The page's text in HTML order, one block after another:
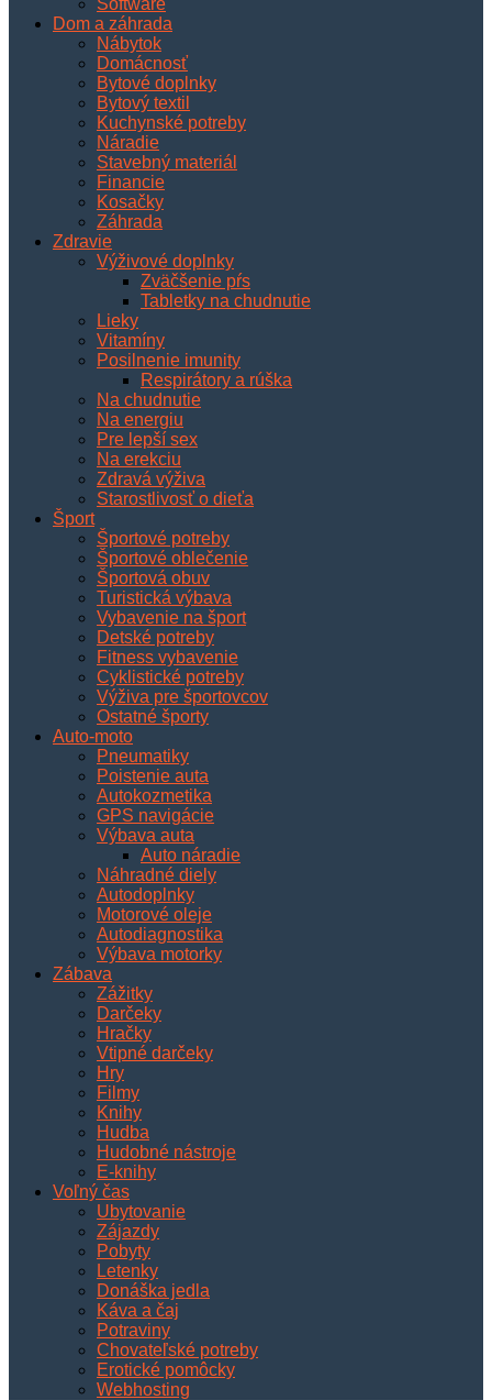
Software
Dom a záhrada
Nábytok
Domácnosť
Bytové doplnky
Bytový textil
Kuchynské potreby
Náradie
Stavebný materiál
Financie
Kosačky
Záhrada
Zdravie
Výživové doplnky
Zväčšenie pŕs
Tabletky na chudnutie
Lieky
Vitamíny
Posilnenie imunity
Respirátory a rúška
Na chudnutie
Na energiu
Pre lepší sex
Na erekciu
Zdravá výživa
Starostlivosť o dieťa
Šport
Športové potreby
Športové oblečenie
Športová obuv
Turistická výbava
Vybavenie na šport
Detské potreby
Fitness vybavenie
Cyklistické potreby
Výživa pre športovcov
Ostatné športy
Auto-moto
Pneumatiky
Poistenie auta
Autokozmetika
GPS navigácie
Výbava auta
Auto náradie
Náhradné diely
Autodoplnky
Motorové oleje
Autodiagnostika
Výbava motorky
Zábava
Zážitky
Darčeky
Hračky
Vtipné darčeky
Hry
Filmy
Knihy
Hudba
Hudobné nástroje
E-knihy
Voľný čas
Ubytovanie
Zájazdy
Pobyty
Letenky
Donáška jedla
Káva a čaj
Potraviny
Chovateľské potreby
Erotické pomôcky
Webhosting